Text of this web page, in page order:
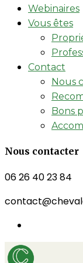
Webinaires
Vous êtes
Contact
Nous
Bons
Nous contacter
06 26 40 23 84